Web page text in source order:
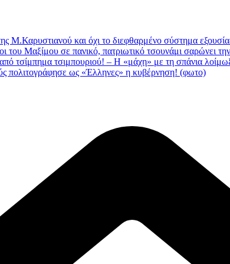
Μ.Καρυστιανού και όχι το διεφθαρμένο σύστημα
Μαξίμου σε πανικό, πατριωτικό τσουνάμι σαρώνει
τσίμπημα τσιμπουριού! – Η «μάχη» με τη σπάνια
πολιτογράφησε ως «Έλληνες» η κυβέρνηση! (φωτο)